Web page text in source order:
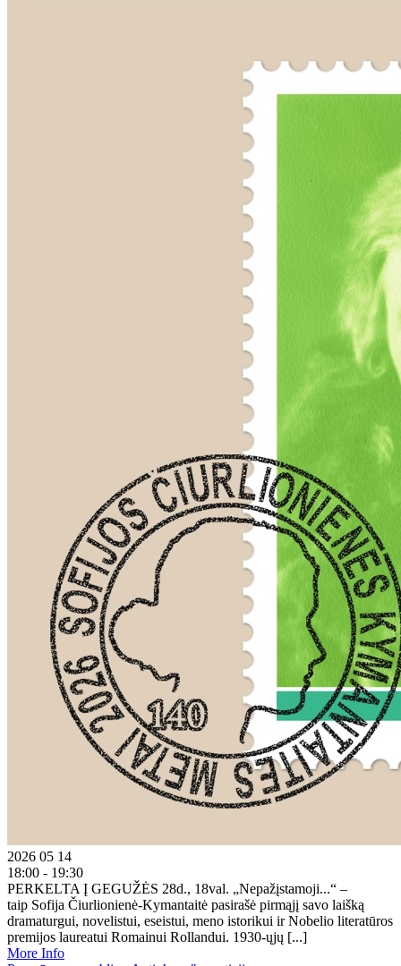
2026 05 14
18:00 - 19:30
PERKELTA Į GEGUŽĖS 28d., 18val. „Nepažįstamoji...“ –
taip Sofija Čiurlionienė-Kymantaitė pasirašė pirmąjį savo laišką
dramaturgui, novelistui, eseistui, meno istorikui ir Nobelio literatūros
premijos laureatui Romainui Rollandui. 1930-ųjų [...]
More Info